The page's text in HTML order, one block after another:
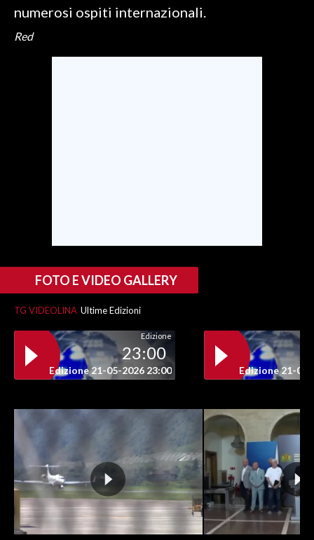
numerosi ospiti internazionali.
Red
FOTO E VIDEO GALLERY
TG VIDEOLINA Ultime Edizioni
Edizione
23:00
Edizione 21-05-2026 23:00 Edizione 21-05-